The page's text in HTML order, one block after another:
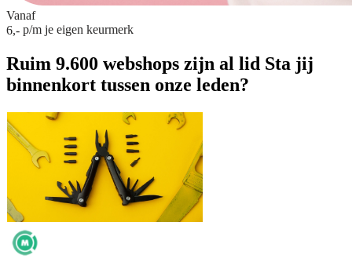
Vanaf
6,- p/m je eigen keurmerk
Ruim 9.600 webshops zijn al lid Sta jij
binnenkort tussen onze leden?